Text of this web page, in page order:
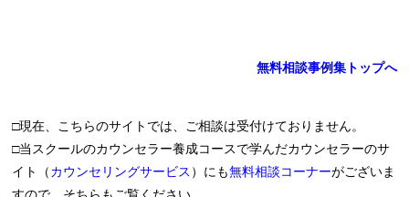
無料相談事例集トップへ
□現在、こちらのサイトでは、ご相談は受付けておりません。
□当スクールのカウンセラー養成コースで学んだカウンセラーのサ
イト（カウンセリングサービス ）にも無料相談コーナーがございま